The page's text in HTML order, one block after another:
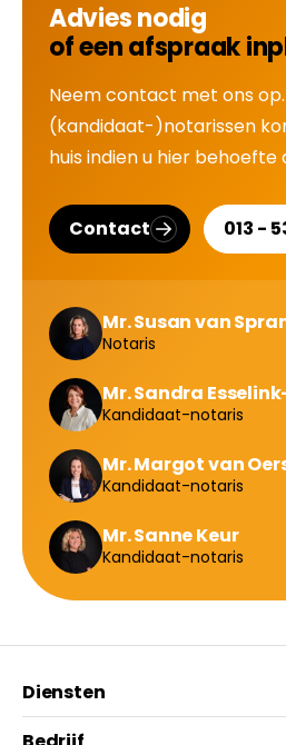
Advies nodig
of een afspraak
Neem contact met ons
(kandidaat-)notarissen
huis indien u hier behoefte
Contact 013 -
Mr. Susan van
Notaris
Mr. Sandra
Kandidaat-notaris
Mr. Margot van
Kandidaat-notaris
Mr. Sanne Keur
Kandidaat-notaris
Diensten